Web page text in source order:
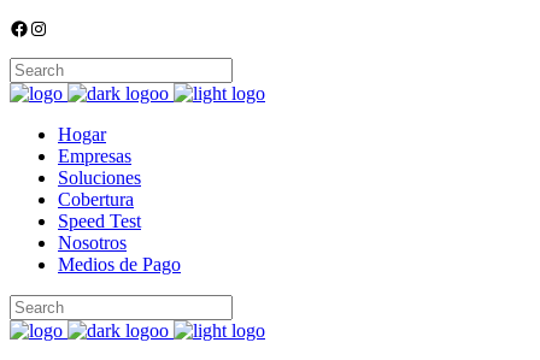
Facebook
Instagram
Hogar
Empresas
Soluciones
Cobertura
Speed Test
Nosotros
Medios de Pago